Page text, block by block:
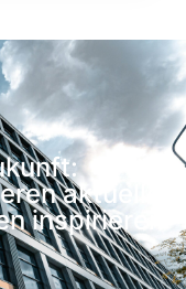
aktuellen
inspirieren